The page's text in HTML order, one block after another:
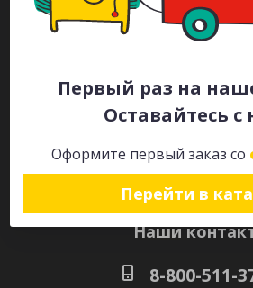
Первый раз на
Оставайтесь с
Оформите первый заказ со
Перейти в
Будьте всегда в
Наши
8-800-511-